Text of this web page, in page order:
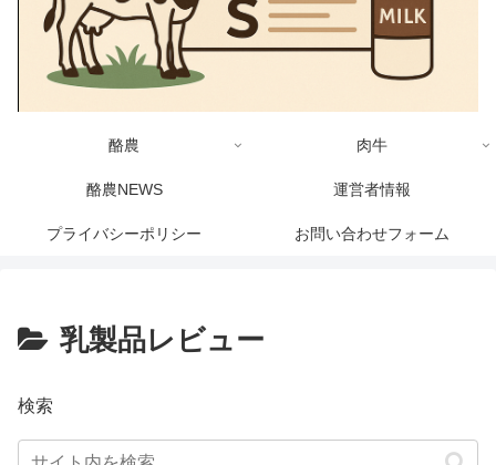
酪農 肉牛
酪農NEWS 運営者情報
プライバシーポリシー お問い合わせフォーム
乳製品レビュー
検索